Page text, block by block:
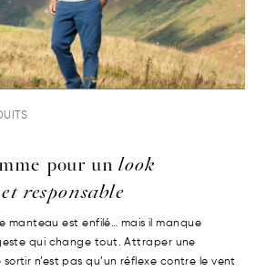
pour unlook
responsable
manteau est enfilé… mais il manque
qui change tout. Attraper une
n’est pas qu’un réflexe contre le vent